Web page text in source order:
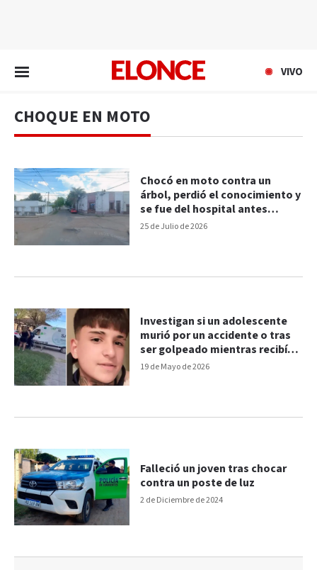
VIVO
CHOQUE EN MOTO
25 de Julio de 2026
Chocó en moto contra un
árbol, perdió el conocimiento y
se fue del hospital antes
de recibir el alta
19 de Mayo de 2026
Investigan si un adolescente
murió por un accidente o tras
ser golpeado mientras recibía
asistencia
2 de Diciembre de 2024
Falleció un joven tras chocar
contra un poste de luz